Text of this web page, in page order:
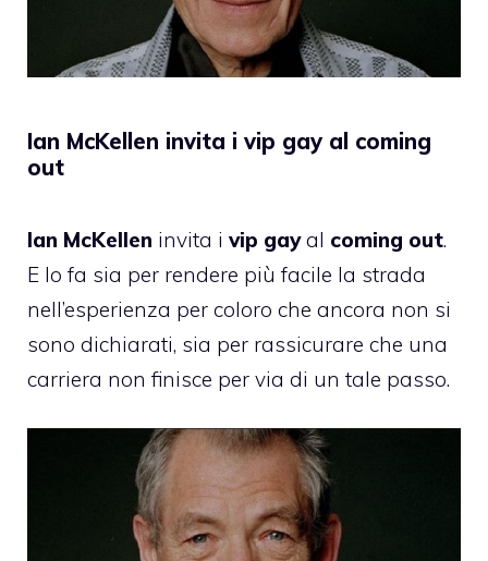
Ian McKellen invita i vip gay al coming
out
Ian McKellen invita i vip gayal coming out.
E lo fa sia per rendere più facile la strada
nell’esperienza per coloro che ancora non si
sono dichiarati, sia per rassicurare che una
carriera non finisce per via di un tale passo.